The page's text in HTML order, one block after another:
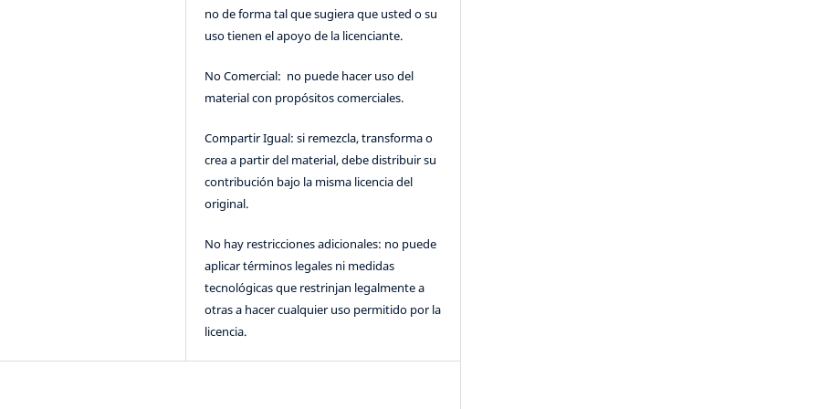
no de forma tal que sugiera que usted o su
uso tienen el apoyo de la licenciante.
No Comercial: no puede hacer uso del
material con propósitos comerciales.
Compartir Igual: si remezcla, transforma o
crea a partir del material, debe distribuir su
contribución bajo la misma licencia del
original.
No hay restricciones adicionales: no puede
aplicar términos legales ni medidas
tecnológicas que restrinjan legalmente a
otras a hacer cualquier uso permitido por la
licencia.